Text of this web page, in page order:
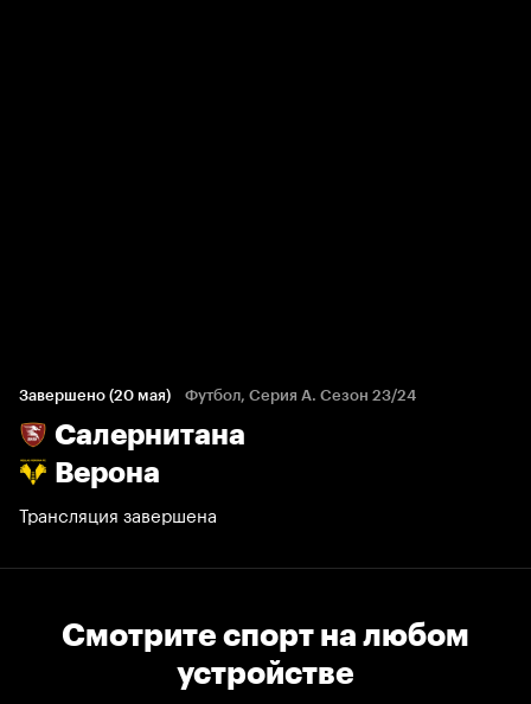
Завершено (20 мая) Футбол, Серия А. Сезон 23/24
Салернитана
Верона
Трансляция завершена
Смотрите спорт на любом
устройстве